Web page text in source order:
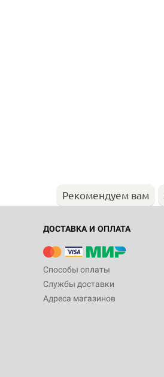
Рекомендуем вам
ДОСТАВКА И ОПЛАТА
Способы оплаты
Службы доставки
Адреса магазинов